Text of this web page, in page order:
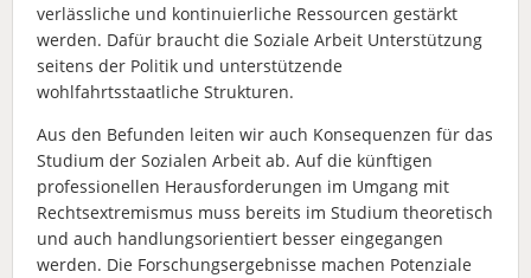
verlässliche und kontinuierliche Ressourcen gestärkt
werden. Dafür braucht die Soziale Arbeit Unterstützung
seitens der Politik und unterstützende
wohlfahrtsstaatliche Strukturen.
Aus den Befunden leiten wir auch Konsequenzen für das
Studium der Sozialen Arbeit ab. Auf die künftigen
professionellen Herausforderungen im Umgang mit
Rechtsextremismus muss bereits im Studium theoretisch
und auch handlungsorientiert besser eingegangen
werden. Die Forschungsergebnisse machen Potenziale